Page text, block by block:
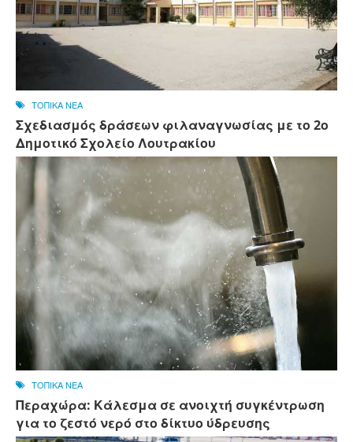
ΤΟΠΙΚΑ ΝΕΑ
Σχεδιασμός δράσεων φιλαναγνωσίας με το 2ο
Δημοτικό Σχολείο Λουτρακίου
ΤΟΠΙΚΑ ΝΕΑ
Περαχώρα: Κάλεσμα σε ανοιχτή συγκέντρωση
για το ζεστό νερό στο δίκτυο ύδρευσης